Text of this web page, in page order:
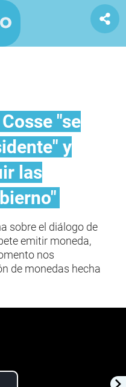
"se
y
las
sobre el diálogo de
emitir moneda,
nos
de monedas hecha